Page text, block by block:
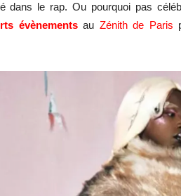
dans le rap. Ou pourquoi pas
évènementsau Zénith de Paris